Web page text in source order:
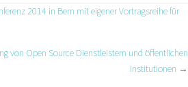
2014 in Bern mit eigener Vortragsreihe für
von Open Source Dienstleistern und öffentlichen
Institutionen →